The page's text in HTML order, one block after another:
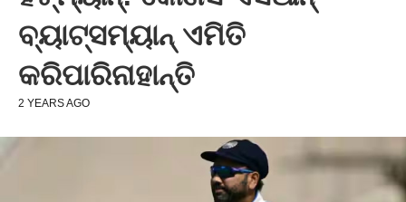
ବ୍ୟାଟ୍ସମ୍ୟାନ୍‌ ଏମିତି
କରିପାରିନାହାନ୍ତି
2 YEARS AGO